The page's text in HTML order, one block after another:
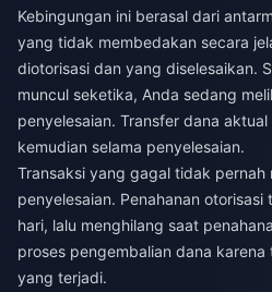
Kebingungan ini berasal dari
yang tidak membedakan secara
diotorisasi dan yang diselesaikan.
muncul seketika, Anda sedang
penyelesaian. Transfer dana
kemudian selama penyelesaian.
Transaksi yang gagal tidak pernah
penyelesaian. Penahanan
hari, lalu menghilang saat
proses pengembalian dana
yang terjadi.